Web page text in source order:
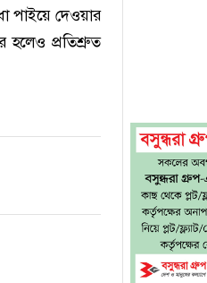
পাইয়ে দেওয়ার
হলেও প্রতিশ্রুত